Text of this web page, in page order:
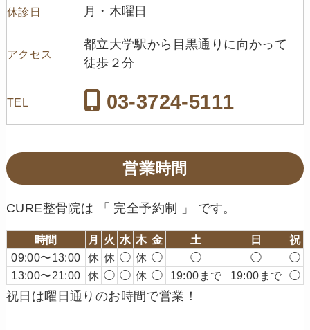
休診日 月・木曜日
アクセス
都立大学駅から目黒通りに向かって
徒歩２分
TEL 03-3724-5111
営業時間
CURE整骨院は 「 完全予約制 」 です。
時間 月 火 水 木 金 土 日
祝
09:00〜13:00
休 休 ◯ 休 ◯ ◯ ◯
◯
13:00〜21:00
休 ◯ ◯ 休 ◯ 19:00まで 19:00まで ◯
祝日は曜日通りのお時間で営業！